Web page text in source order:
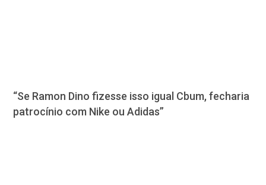
“Se Ramon Dino fizesse isso igual Cbum, fecharia
patrocínio com Nike ou Adidas”